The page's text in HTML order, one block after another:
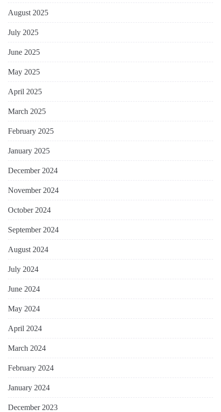
August 2025
July 2025
June 2025
May 2025
April 2025
March 2025
February 2025
January 2025
December 2024
November 2024
October 2024
September 2024
August 2024
July 2024
June 2024
May 2024
April 2024
March 2024
February 2024
January 2024
December 2023